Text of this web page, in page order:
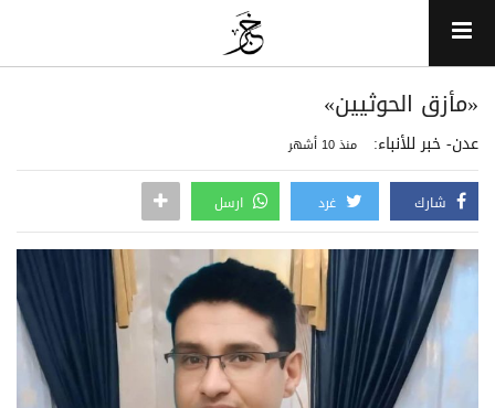
«مأزق الحوثيين»
عدن- خبر للأنباء: منذ 10 أشهر
شارك غرد ارسل